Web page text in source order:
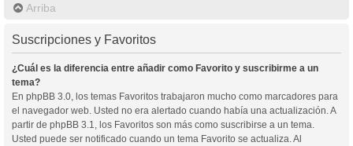
Arriba
Suscripciones y Favoritos
¿Cuál es la diferencia entre añadir como Favorito y suscribirme a un
tema?
En phpBB 3.0, los temas Favoritos trabajaron mucho como marcadores para
el navegador web. Usted no era alertado cuando había una actualización. A
partir de phpBB 3.1, los Favoritos son más como suscribirse a un tema.
Usted puede ser notificado cuando un tema Favorito se actualiza. Al